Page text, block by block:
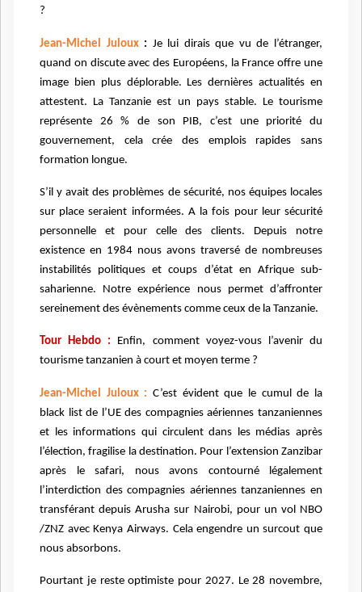
?
Jean-Michel Juloux : Je lui dirais que vu de l’étranger,
quand on discute avec des Européens, la France offre une
image bien plus déplorable. Les dernières actualités en
attestent. La Tanzanie est un pays stable. Le tourisme
représente 26 % de son PIB, c’est une priorité du
gouvernement, cela crée des emplois rapides sans
formation longue.
S’il y avait des problèmes de sécurité, nos équipes locales
sur place seraient informées. A la fois pour leur sécurité
personnelle et pour celle des clients. Depuis notre
existence en 1984 nous avons traversé de nombreuses
instabilités politiques et coups d’état en Afrique sub-
saharienne. Notre expérience nous permet d’affronter
sereinement des évènements comme ceux de la Tanzanie.
Tour Hebdo : Enfin, comment voyez-vous l’avenir du
tourisme tanzanien à court et moyen terme ?
Jean-Michel Juloux : C’est évident que le cumul de la
black list de l’UE des compagnies aériennes tanzaniennes
et les informations qui circulent dans les médias après
l’élection, fragilise la destination. Pour l’extension Zanzibar
après le safari, nous avons contourné légalement
l’interdiction des compagnies aériennes tanzaniennes en
transférant depuis Arusha sur Nairobi, pour un vol NBO
/ZNZ avec Kenya Airways. Cela engendre un surcout que
nous absorbons.
Pourtant je reste optimiste pour 2027. Le 28 novembre,